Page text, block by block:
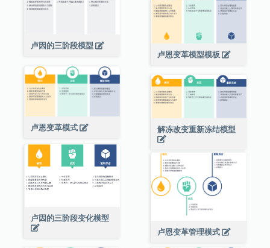
卢因的三阶段模型
卢恩变革模型模板
卢恩变革模式 解冻改变重新冻结模型
卢因的三阶段变化模型
卢恩变革管理模式